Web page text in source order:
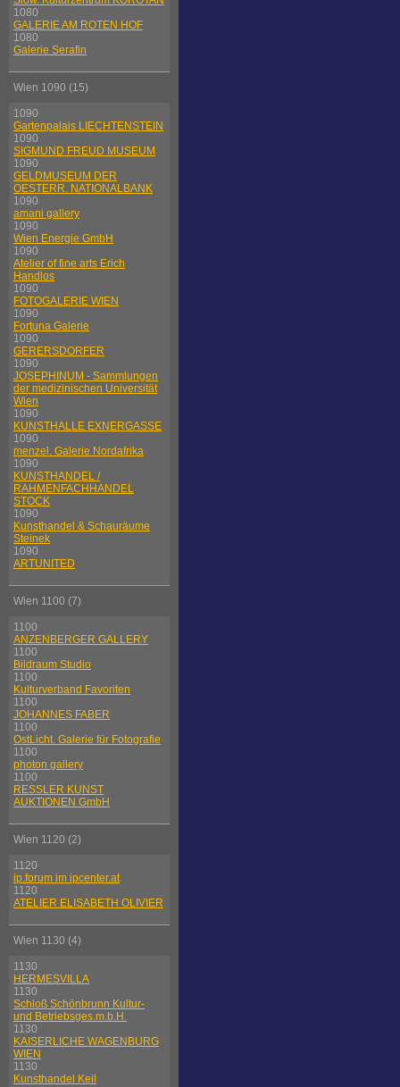
1080
GALERIE AM ROTEN HOF
1080
Galerie Serafin
Wien 1090 (15)
1090
Gartenpalais LIECHTENSTEIN
1090
SIGMUND FREUD MUSEUM
1090
GELDMUSEUM DER
OESTERR. NATIONALBANK
1090
amani gallery
1090
Wien Energie GmbH
1090
Atelier of fine arts Erich
Handlos
1090
FOTOGALERIE WIEN
1090
Fortuna Galerie
1090
GERERSDORFER
1090
JOSEPHINUM - Sammlungen
der medizinischen Universität
Wien
1090
KUNSTHALLE EXNERGASSE
1090
menzel. Galerie Nordafrika
1090
KUNSTHANDEL /
RAHMENFACHHANDEL
STOCK
1090
Kunsthandel & Schauräume
Steinek
1090
ARTUNITED
Wien 1100 (7)
1100
ANZENBERGER GALLERY
1100
Bildraum Studio
1100
Kulturverband Favoriten
1100
JOHANNES FABER
1100
OstLicht. Galerie für Fotografie
1100
photon gallery
1100
RESSLER KUNST
AUKTIONEN GmbH
Wien 1120 (2)
1120
ip.forum im ipcenter.at
1120
ATELIER ELISABETH OLIVIER
Wien 1130 (4)
1130
HERMESVILLA
1130
Schloß Schönbrunn Kultur-
und Betriebsges.m.b.H.
1130
KAISERLICHE WAGENBURG
WIEN
1130
Kunsthandel Keil